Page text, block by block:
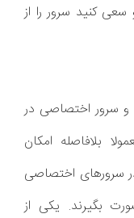
کنید سرور را از
و سرور اختصاصی در
بلافاصله امکان
سرورهای اختصاصی
بگیرند. یکی از